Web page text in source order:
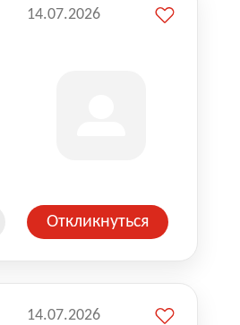
14.07.2026
Откликнуться
14.07.2026